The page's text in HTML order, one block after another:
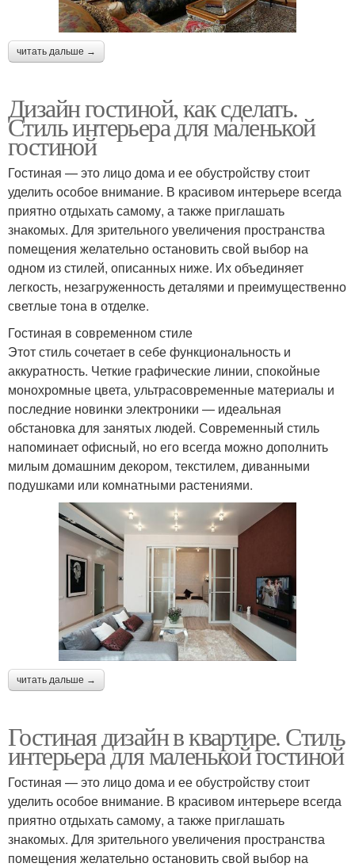
читать дальше →
Дизайн гостиной, как сделать.
Стиль интерьера для маленькой
гостиной
Гостиная — это лицо дома и ее обустройству стоит
уделить особое внимание. В красивом интерьере всегда
приятно отдыхать самому, а также приглашать
знакомых. Для зрительного увеличения пространства
помещения желательно остановить свой выбор на
одном из стилей, описанных ниже. Их объединяет
легкость, незагруженность деталями и преимущественно
светлые тона в отделке.
Гостиная в современном стиле
Этот стиль сочетает в себе функциональность и
аккуратность. Четкие графические линии, спокойные
монохромные цвета, ультрасовременные материалы и
последние новинки электроники — идеальная
обстановка для занятых людей. Современный стиль
напоминает офисный, но его всегда можно дополнить
милым домашним декором, текстилем, диванными
подушками или комнатными растениями.
читать дальше →
Гостиная дизайн в квартире. Стиль
интерьера для маленькой гостиной
Гостиная — это лицо дома и ее обустройству стоит
уделить особое внимание. В красивом интерьере всегда
приятно отдыхать самому, а также приглашать
знакомых. Для зрительного увеличения пространства
помещения желательно остановить свой выбор на